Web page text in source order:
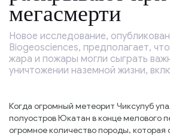
мегасмерти
Новое исследование,
Biogeosciences, предполагает,
жара и пожары могли сыграть
уничтожении наземной жизни,
Когда огромный метеорит Чиксулуб
полуостров Юкатан в конце мелового
огромное количество породы, которая